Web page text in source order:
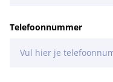
Telefoonnummer